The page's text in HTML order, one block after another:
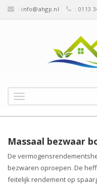
: info@ahgp.nl : 0113
Massaal bezwaar
De
bezwaren oproepen. De
feitelijk rendement op